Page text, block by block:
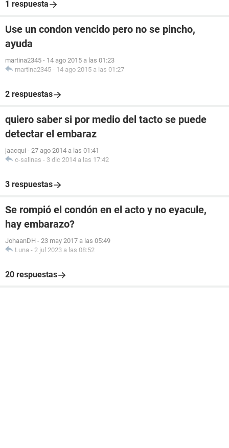
1 respuesta
Use un condon vencido pero no se pincho,
ayuda
martina2345 - 14 ago 2015 a las 01:23
martina2345 - 14 ago 2015 a las 01:27
2 respuestas
quiero saber si por medio del tacto se puede
detectar el embaraz
jaacqui - 27 ago 2014 a las 01:41
c-salinas - 3 dic 2014 a las 17:42
3 respuestas
Se rompió el condón en el acto y no eyacule,
hay embarazo?
JohaanDH - 23 may 2017 a las 05:49
Luna - 2 jul 2023 a las 08:52
20 respuestas